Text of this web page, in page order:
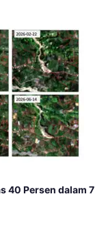
40 Persen dalam 7